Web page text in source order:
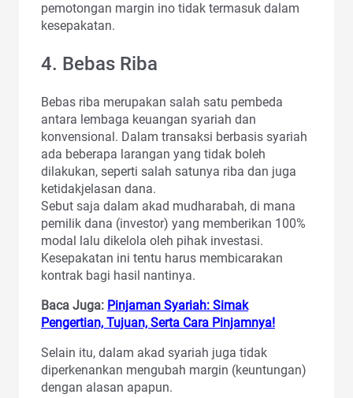
pemotongan margin ino tidak termasuk dalam
kesepakatan.
4. Bebas Riba
Bebas riba merupakan salah satu pembeda
antara lembaga keuangan syariah dan
konvensional. Dalam transaksi berbasis syariah
ada beberapa larangan yang tidak boleh
dilakukan, seperti salah satunya riba dan juga
ketidakjelasan dana.
Sebut saja dalam akad mudharabah, di mana
pemilik dana (investor) yang memberikan 100%
modal lalu dikelola oleh pihak investasi.
Kesepakatan ini tentu harus membicarakan
kontrak bagi hasil nantinya.
Baca Juga: Pinjaman Syariah: Simak
Pengertian, Tujuan, Serta Cara Pinjamnya!
Selain itu, dalam akad syariah juga tidak
diperkenankan mengubah margin (keuntungan)
dengan alasan apapun.